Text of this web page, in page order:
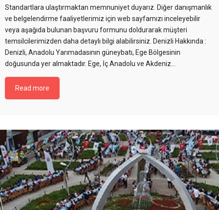
Standartlara ulaştırmaktan memnuniyet duyarız. Diğer danışmanlık
ve belgelendirme faaliyetlerimiz için web sayfamızı inceleyebilir
veya aşağıda bulunan başvuru formunu doldurarak müşteri
temsilcilerimizden daha detaylı bilgi alabilirsiniz. Denizli Hakkında :
Denizli, Anadolu Yarımadasının güneybatı, Ege Bölgesinin
doğusunda yer almaktadır. Ege, İç Anadolu ve Akdeniz…
Read more